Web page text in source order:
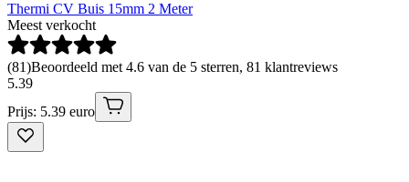
Thermi CV Buis 15mm 2 Meter
Meest verkocht
(81)Beoordeeld met 4.6 van de 5 sterren, 81 klantreviews
5.39
Prijs: 5.39 euro